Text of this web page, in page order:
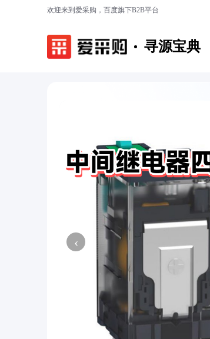
欢迎来到爱采购，百度旗下B2B平台
寻源宝典
‹